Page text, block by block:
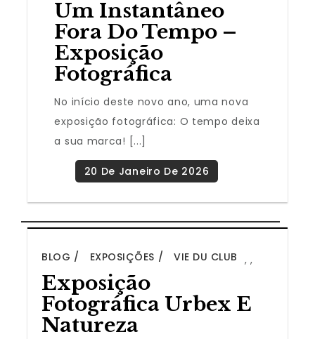
Um Instantâneo
Fora Do Tempo –
Exposição
Fotográfica
No início deste novo ano, uma nova
exposição fotográfica: O tempo deixa
a sua marca! [...]
BLOG ,
EXPOSIÇÕES ,
VIE DU CLUB
Exposição
Fotográfica Urbex E
Natureza